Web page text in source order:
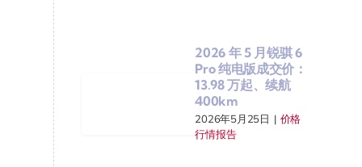
2026 年 5 月锐骐 6
Pro 纯电版成交价：
13.98 万起、续航
400km
2026年5月25日 | 价格
行情报告